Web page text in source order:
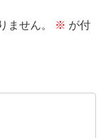
ません。 ※ が付